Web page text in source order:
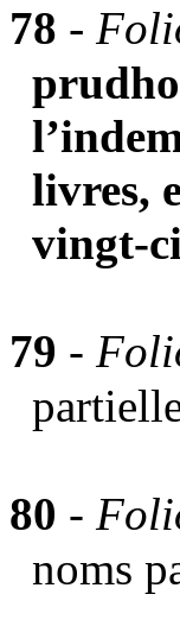
78 -
livres,
vingt-
79 -
80 -
noms